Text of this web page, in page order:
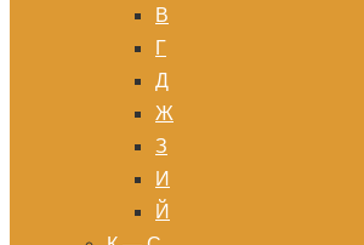
В
Г
Д
Ж
З
И
Й